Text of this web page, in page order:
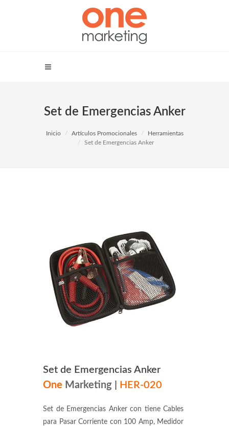
Set de Emergencias Anker
Inicio Artículos Promocionales
Herramientas
Set de Emergencias Anker
Set de Emergencias Anker
One Marketing HER-020
Set de Emergencias Anker con tiene Cables
para Pasar Corriente con 100 Amp, Medidor